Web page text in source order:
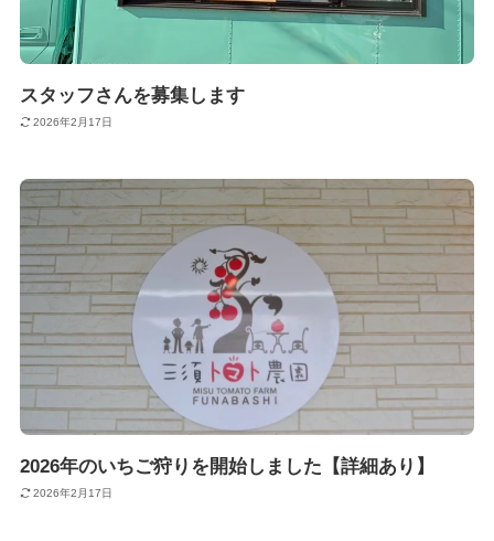
スタッフさんを募集します
2026年2月17日
2026年のいちご狩りを開始しました【詳細あり】
2026年2月17日